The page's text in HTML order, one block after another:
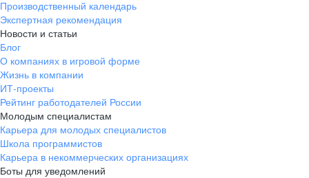
Производственный календарь
Экспертная рекомендация
Новости и статьи
Блог
О компаниях в игровой форме
Жизнь в компании
ИТ-проекты
Рейтинг работодателей России
Молодым специалистам
Карьера для молодых специалистов
Школа программистов
Карьера в некоммерческих организациях
Боты для уведомлений